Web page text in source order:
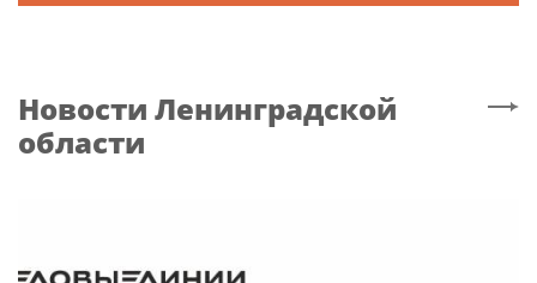
Новости Ленинградской
области